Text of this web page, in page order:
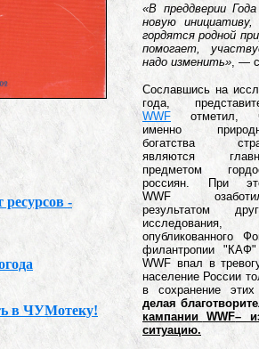
«В преддверии
новую
гордятся родной
помогает,
надо изменить» , —
Сославшись на
года,
WWF отметил,
именно
богатства
являются
предметом
россиян. При
WWF
результатом
исследования,
опубликованного
филантропии
WWF впал в
население России
в сохранение
делая
кампании WWF–
ситуацию.